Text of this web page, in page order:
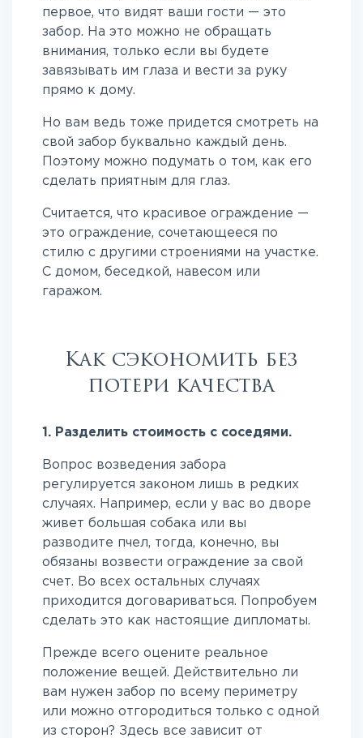
первое, что видят ваши гости — это
забор. На это можно не обращать
внимания, только если вы будете
завязывать им глаза и вести за руку
прямо к дому.
Но вам ведь тоже придется смотреть на
свой забор буквально каждый день.
Поэтому можно подумать о том, как его
сделать приятным для глаз.
Считается, что красивое ограждение —
это ограждение, сочетающееся по
стилю с другими строениями на участке.
С домом, беседкой, навесом или
гаражом.
Как сэкономить без
потери качества
1. Разделить стоимость с соседями.
Вопрос возведения забора
регулируется законом лишь в редких
случаях. Например, если у вас во дворе
живет большая собака или вы
разводите пчел, тогда, конечно, вы
обязаны возвести ограждение за свой
счет. Во всех остальных случаях
приходится договариваться. Попробуем
сделать это как настоящие дипломаты.
Прежде всего оцените реальное
положение вещей. Действительно ли
вам нужен забор по всему периметру
или можно отгородиться только с одной
из сторон? Здесь все зависит от